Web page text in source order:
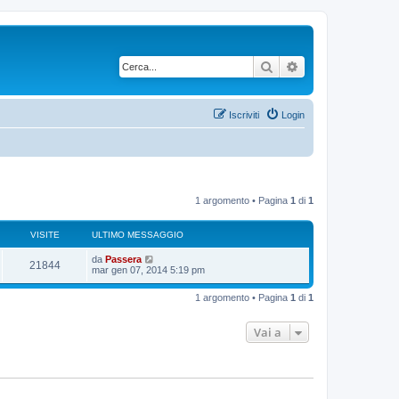
Cerca
Login
Iscriviti
1 argomento • Pagina 1 di 1
VISITE ULTIMO MESSAGGIO
21844V
i
e
U
l
i
g
da Passera
mar gen 07, 2014 5:19 pm
1 argomento • Pagina 1 di 1
Vai a